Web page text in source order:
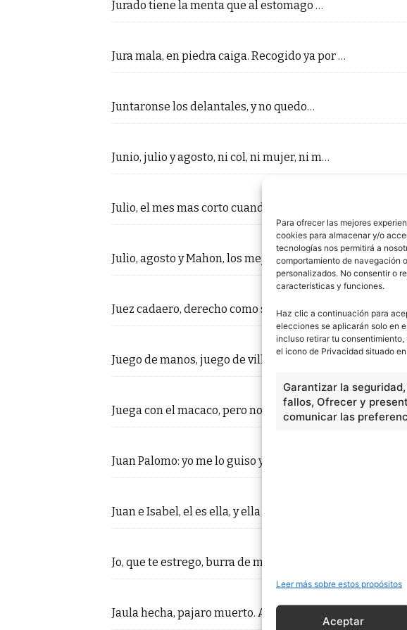
Para ofrecer las mejores
cookies para almacenar y/o
tecnologías nos permitirá a
comportamiento de navegación
personalizados. No consentir o
características y funciones.
Haz clic a continuación para
elecciones se aplicarán solo en
incluso retirar tu
el icono de Privacidad situado
Garantizar la
fallos, Ofrecer y
comunicar las
Leer más sobre estos propósitos
Aceptar
Jurado tiene la menta que al estomago …
Jura mala, en piedra caiga. Recogido ya por …
Juntaronse los delantales, y no quedo…
Junio, julio y agosto, ni col, ni mujer, ni m…
Julio, el mes mas corto cuando hay pec…
Julio, agosto y Mahon, los mejores pue…
Juez cadaero, derecho como sendero. …
Juego de manos, juego de villanos. Reprende …
Juega con el macaco, pero no le tires de la c…
Juan Palomo: yo me lo guiso y yo me lo como. …
Juan e Isabel, el es ella, y ella es …
Jo, que te estrego, burra de mi suegro. Se a…
Jaula hecha, pajaro muerto. Afirmaci…